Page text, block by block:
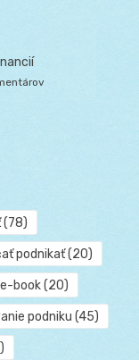
(78)
podnikať(20)
e-book(20)
podniku (45)